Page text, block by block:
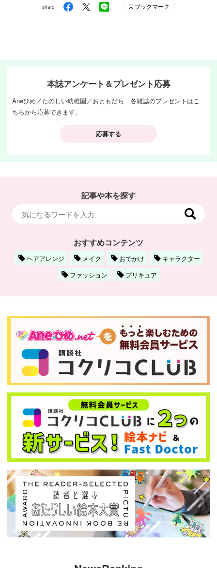
share ブックマーク
本誌アンケート＆プレゼント応募
Aneひめ／たのしい幼稚園／おともだち 各雑誌のプレゼントはこ
ちらから応募できます。
応募する
記事や本を探す
おすすめコンテンツ
ヘアアレンジ メイク おでかけ
キャラクター
ファッション
プリキュア